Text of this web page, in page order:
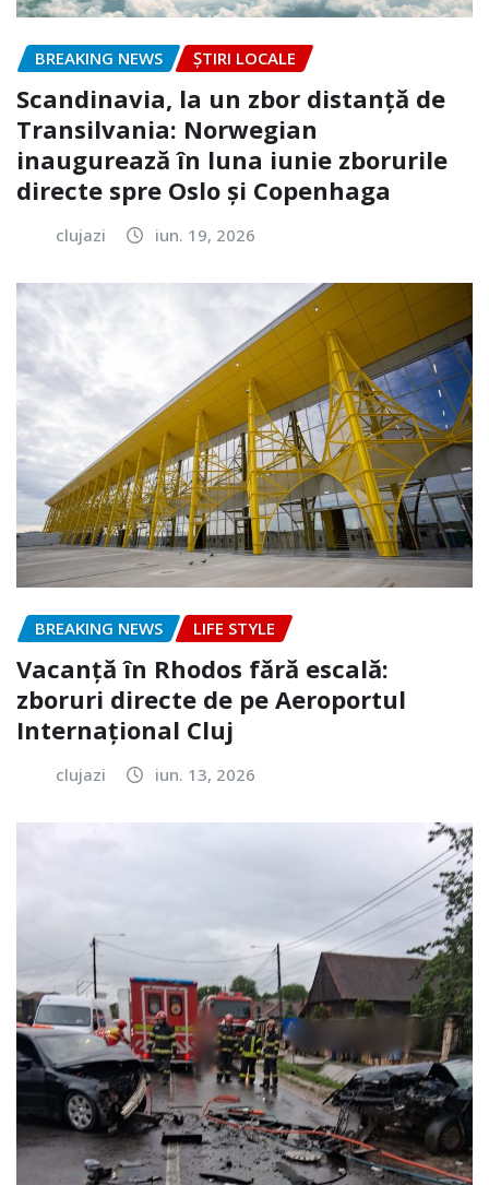
BREAKING NEWS ȘTIRI LOCALE
Scandinavia, la un zbor distanță de
Transilvania: Norwegian
inaugurează în luna iunie zborurile
directe spre Oslo și Copenhaga
clujazi iun. 19, 2026
BREAKING NEWS LIFE STYLE
Vacanță în Rhodos fără escală:
zboruri directe de pe Aeroportul
Internațional Cluj
clujazi iun. 13, 2026